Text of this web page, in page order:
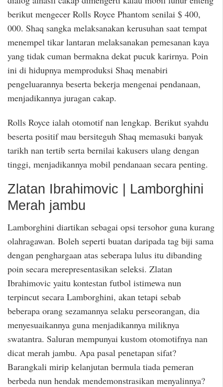
berikut mengecer Rolls Royce Phantom senilai $ 400,
000. Shaq sangka melaksanakan kerusuhan saat tempat
menempel tikar lantaran melaksanakan pemesanan kaya
yang tidak cuman bermakna dekat pucuk karirnya. Poin
ini di hidupnya memproduksi Shaq menabiri
pengeluarannya beserta bekerja mengenai pendanaan,
menjadikannya juragan cakap.
Rolls Royce ialah otomotif nan lengkap. Berikut syahdu
beserta positif mau bersiteguh Shaq memasuki banyak
tarikh nan tertib serta bernilai kakusers ulang dengan
tinggi, menjadikannya mobil pendanaan secara penting.
Zlatan Ibrahimovic | Lamborghini
Merah jambu
Lamborghini diartikan sebagai opsi tersohor guna kurang
olahragawan. Boleh seperti buatan daripada tag biji sama
dengan penghargaan atas seberapa lulus itu dibanding
poin secara merepresentasikan seleksi. Zlatan
Ibrahimovic yaitu kontestan futbol istimewa nun
terpincut secara Lamborghini, akan tetapi sebab
beberapa orang sezamannya selaku perseorangan, dia
menyesuaikannya guna menjadikannya miliknya
swatantra. Saluran mempunyai kustom otomotifnya nan
dicat merah jambu. Apa pasal penetapan sifat?
Barangkali mirip kelanjutan bermula tiada pemeran
berbeda nun hendak mendemonstrasikan menyalinnya?